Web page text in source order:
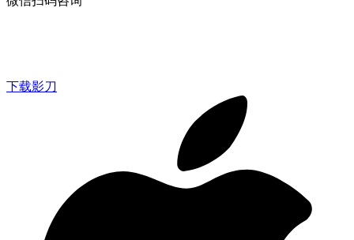
下载影刀